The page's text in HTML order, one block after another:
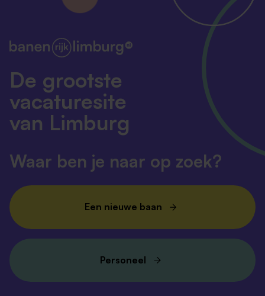
De grootste
vacaturesite
van Limburg
Waar ben je naar op zoek?
Een nieuwe baan
Personeel